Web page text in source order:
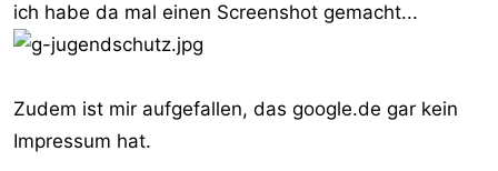
ich habe da mal einen Screenshot gemacht...
Zudem ist mir aufgefallen, das google.de gar kein
Impressum hat.